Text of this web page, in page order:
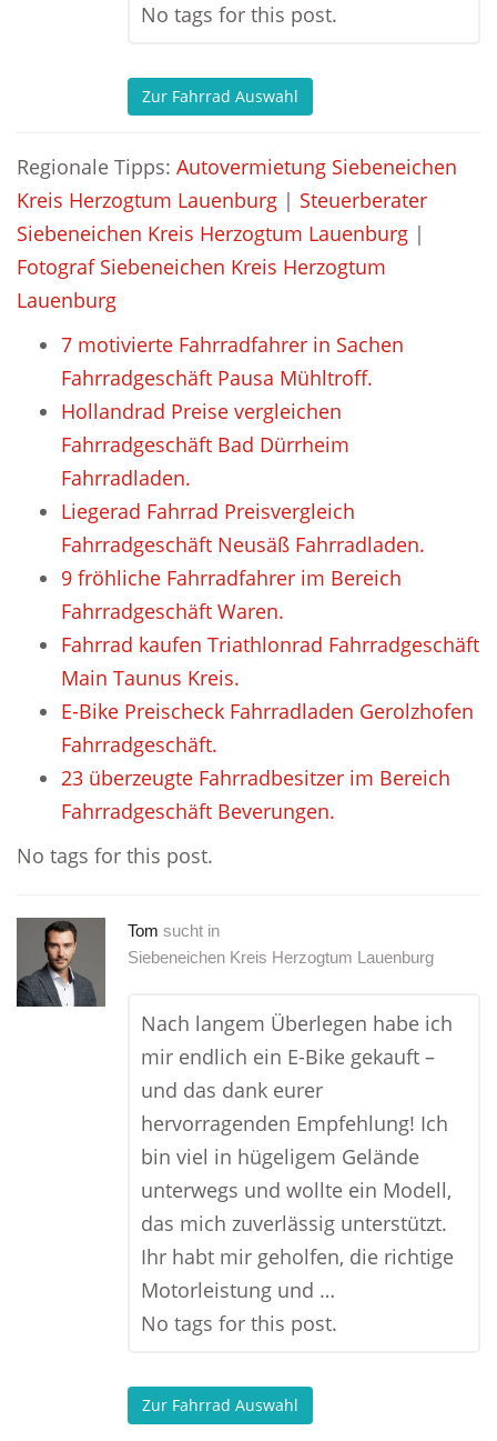
No tags for this post.
Zur Fahrrad Auswahl
Regionale Tipps: Autovermietung Siebeneichen
Kreis Herzogtum Lauenburg | Steuerberater
Siebeneichen Kreis Herzogtum Lauenburg |
Fotograf Siebeneichen Kreis Herzogtum
Lauenburg
7 motivierte Fahrradfahrer in Sachen
Fahrradgeschäft Pausa Mühltroff.
Hollandrad Preise vergleichen
Fahrradgeschäft Bad Dürrheim
Fahrradladen.
Liegerad Fahrrad Preisvergleich
Fahrradgeschäft Neusäß Fahrradladen.
9 fröhliche Fahrradfahrer im Bereich
Fahrradgeschäft Waren.
Fahrrad kaufen Triathlonrad Fahrradgeschäft
Main Taunus Kreis.
E-Bike Preischeck Fahrradladen Gerolzhofen
Fahrradgeschäft.
23 überzeugte Fahrradbesitzer im Bereich
Fahrradgeschäft Beverungen.
No tags for this post.
Tom sucht in
Siebeneichen Kreis Herzogtum Lauenburg
Nach langem Überlegen habe ich
mir endlich ein E-Bike gekauft –
und das dank eurer
hervorragenden Empfehlung! Ich
bin viel in hügeligem Gelände
unterwegs und wollte ein Modell,
das mich zuverlässig unterstützt.
Ihr habt mir geholfen, die richtige
Motorleistung und …
No tags for this post.
Zur Fahrrad Auswahl